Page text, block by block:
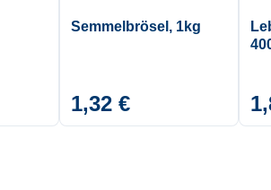
Semmelbrösel, 1kg
1,32 €